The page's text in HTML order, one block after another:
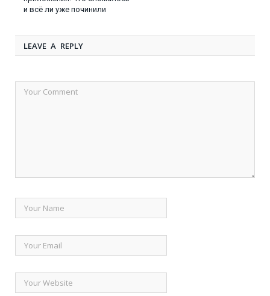
и всё ли уже починили
LEAVE A REPLY